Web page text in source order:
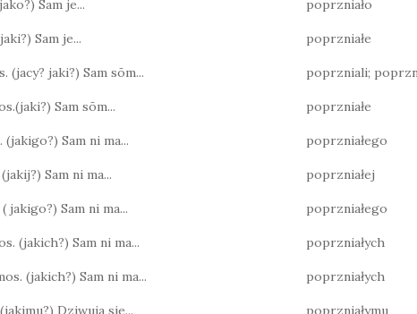
Sam je... poprzniało
Sam je... poprzniałe
(jacy? jaki?) Sam sōm... poprzniali;
Sam sōm... poprzniałe
Sam ni ma... poprzniałego
Sam ni ma... poprzniałej
jakigo?) Sam ni ma... poprzniałego
(jakich?) Sam ni ma... poprzniałych
(jakich?) Sam ni ma... poprzniałych
Dziwuja sie... poprzniałymu